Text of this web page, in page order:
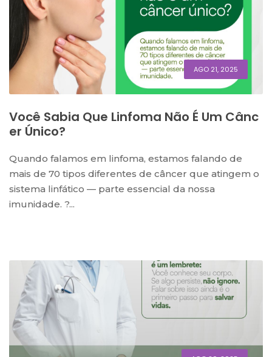
AGO 21, 2025
Você Sabia Que Linfoma Não É Um Cânc
Er Único?
Quando falamos em linfoma, estamos falando de
mais de 70 tipos diferentes de câncer que atingem o
sistema linfático — parte essencial da nossa
imunidade. ?...